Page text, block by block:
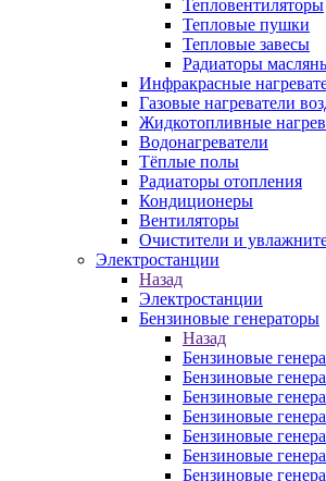
Тепловентиляторы
Тепловые пушки
Тепловые завесы
Радиаторы
Инфракрасные
Газовые нагреватели
Жидкотопливные
Водонагреватели
Тёплые полы
Радиаторы отопления
Кондиционеры
Вентиляторы
Очистители и
Электростанции
Назад
Электростанции
Бензиновые генераторы
Назад
Бензиновые
Бензиновые
Бензиновые
Бензиновые
Бензиновые
Бензиновые
Бензиновые